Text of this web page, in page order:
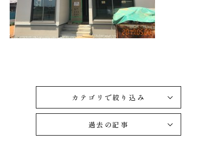
カテゴリで絞り込み
過去の記事